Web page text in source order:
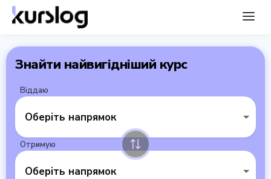
Знайти найвигідніший курс
Віддаю
Оберіть напрямок
Отримую
Оберіть напрямок